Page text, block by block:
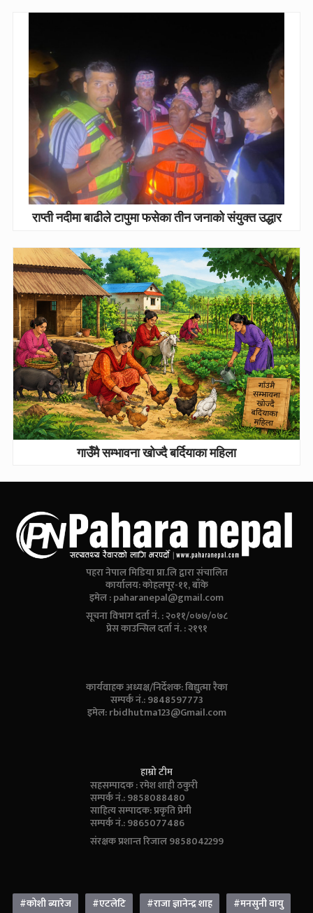
राप्ती नदीमा बाढीले टापुमा फसेका तीन जनाको संयुक्त उद्धार
गाउँमै सम्भावना खोज्दै बर्दियाका महिला
पहरा नेपाल मिडिया प्रा.लि द्वारा संचालित
कार्यालय: कोहलपूर-११, बाँके
इमेल :paharanepal@gmail.com
सूचना विभाग दर्ता नं. : २०११/०७७/०७८
प्रेस काउन्सिल दर्ता नं. : २१९१
कार्यवाहक अध्यक्ष/निर्देशक: बिद्युत्मा रैका
सम्पर्क नं.: 9848597773
इमेल:rbidhutma123@Gmail.com
हाम्रो टीम
सहसम्पादक : रमेश शाही ठकुरी
सम्पर्क नं.: 9858088480
साहित्य सम्पादक: प्रकृति प्रेमी
सम्पर्क नं.: 9865077486
संरक्षक प्रशान्त रिजाल 9858042299
#कोशी ब्यारेज #एटलेटि #राजा ज्ञानेन्द्र शाह #मनसुनी वायु